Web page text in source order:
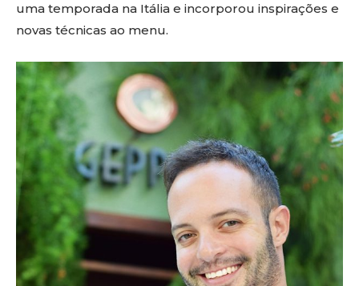
uma temporada na Itália e incorporou inspirações e
novas técnicas ao menu.